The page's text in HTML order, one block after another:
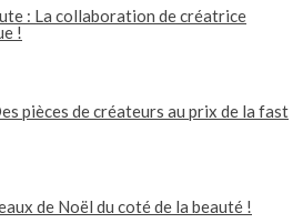
: La collaboration de créatrice
!
pièces de créateurs au prix de la fast
de Noël du coté de la beauté !